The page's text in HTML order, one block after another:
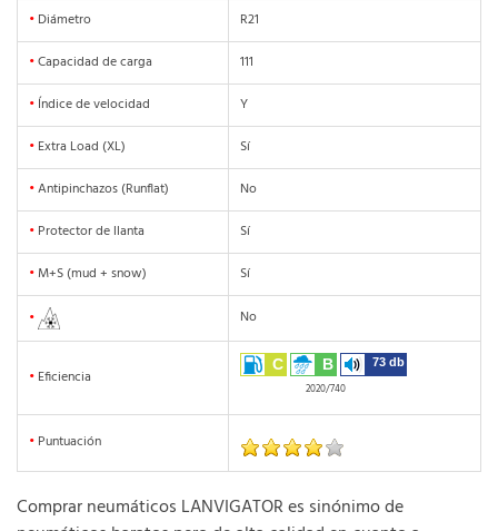
• Diámetro
R21
•Capacidad de carga
111
• Índice de velocidad
Y
• Extra Load (XL)
Sí
•Antipinchazos (Runflat)
No
• Protector de llanta
Sí
• M+S (mud + snow) Sí
• No
• Eficiencia
C B 73 db
2020/740
• Puntuación
Comprar neumáticos LANVIGATOR es sinónimo de